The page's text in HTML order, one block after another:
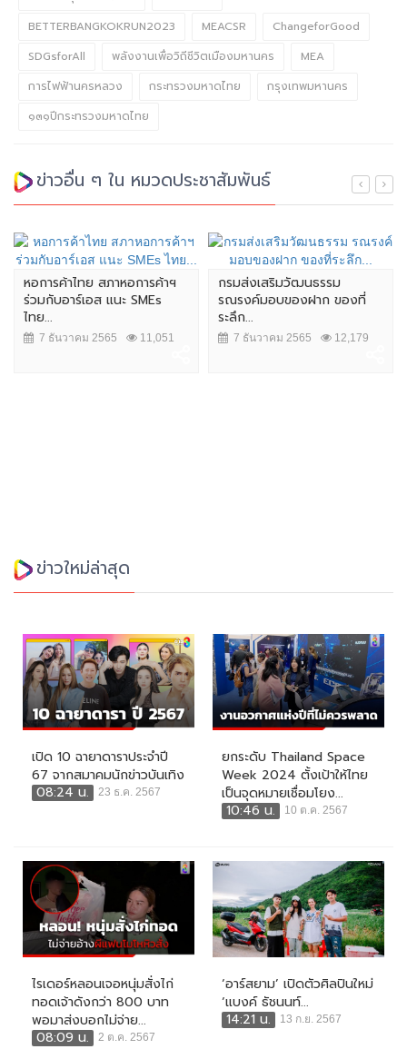
BETTERBANGKOKRUN2023
MEACSR
ChangeforGood
SDGsforAll
พลังงานเพื่อวิถีชีวิตเมืองมหานคร
MEA
การไฟฟ้านครหลวง
กระทรวงมหาดไทย
กรุงเทพมหานคร
๑๓๑ปีกระทรวงมหาดไทย
ข่าวอื่น ๆ ใน หมวดประชาสัมพันธ์
หอการค้าไทย สภาหอการค้าฯ
ร่วมกับอาร์เอส แนะ SMEs
ไทย...
7 ธันวาคม 2565 11,051
กรมส่งเสริมวัฒนธรรม
รณรงค์มอบของฝาก ของที่
ระลึก...
7 ธันวาคม 2565 12,179
ข่าวใหม่ล่าสุด
เปิด 10 ฉายาดาราประจำปี
67 จากสมาคมนักข่าวบันเทิง
08:24 น.
23 ธ.ค. 2567
ยกระดับ Thailand Space
Week 2024 ตั้งเป้าให้ไทย
เป็นจุดหมายเชื่อมโยง...
10:46 น.
10 ต.ค. 2567
ไรเดอร์หลอนเจอหนุ่มสั่งไก่
ทอดเจ้าดังกว่า 800 บาท
พอมาส่งบอกไม่จ่าย...
08:09 น.
2 ต.ค. 2567
‘อาร์สยาม’ เปิดตัวศิลปินใหม่
‘แบงค์ ธัชนนท์...
14:21 น.
13 ก.ย. 2567